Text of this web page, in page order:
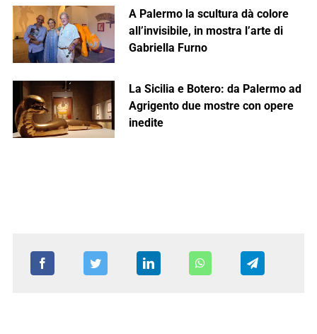
A Palermo la scultura dà colore
all’invisibile, in mostra l’arte di
Gabriella Furno
La Sicilia e Botero: da Palermo ad
Agrigento due mostre con opere
inedite